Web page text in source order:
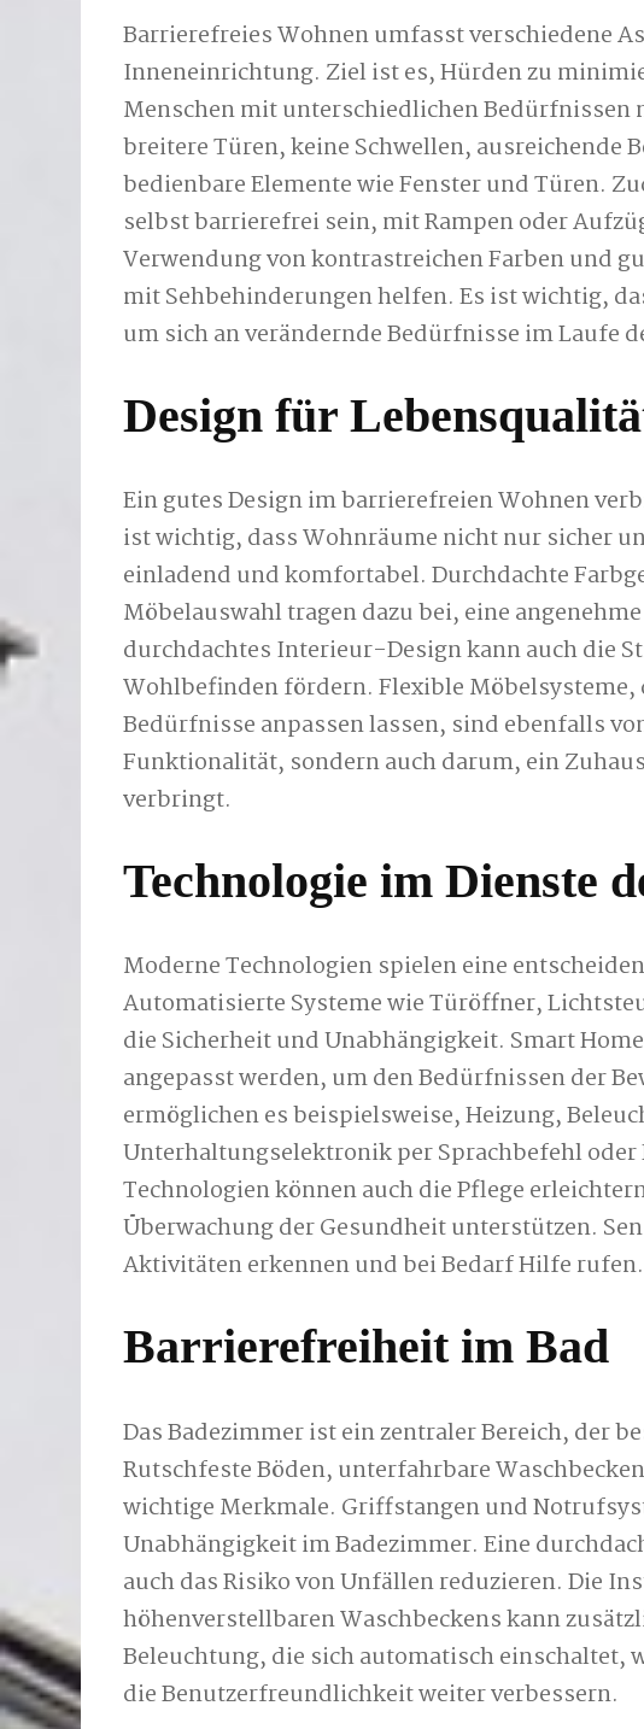
Barrierefreies Wohnen umfasst verschiedene
Inneneinrichtung. Ziel ist es, Hürden zu
Menschen mit unterschiedlichen Bedürfnissen
breitere Türen, keine Schwellen, ausreichende
bedienbare Elemente wie Fenster und Türen.
selbst barrierefrei sein, mit Rampen oder
Verwendung von kontrastreichen Farben und
mit Sehbehinderungen helfen. Es ist wichtig,
um sich an verändernde Bedürfnisse im Laufe
Design für
Ein gutes Design im barrierefreien Wohnen
ist wichtig, dass Wohnräume nicht nur sicher
einladend und komfortabel. Durchdachte
Möbelauswahl tragen dazu bei, eine
durchdachtes Interieur-Design kann auch die
Wohlbefinden fördern. Flexible
Bedürfnisse anpassen lassen, sind ebenfalls
Funktionalität, sondern auch darum, ein
verbringt.
Technologie im Dienste
Moderne Technologien spielen eine
Automatisierte Systeme wie Türöffner,
die Sicherheit und Unabhängigkeit. Smart
angepasst werden, um den Bedürfnissen der
ermöglichen es beispielsweise, Heizung,
Unterhaltungselektronik per Sprachbefehl oder
Technologien können auch die Pflege
Überwachung der Gesundheit unterstützen.
Aktivitäten erkennen und bei Bedarf Hilfe rufen.
Barrierefreiheit im Bad
Das Badezimmer ist ein zentraler Bereich, der
Rutschfeste Böden, unterfahrbare
wichtige Merkmale. Griffstangen und
Unabhängigkeit im Badezimmer. Eine
auch das Risiko von Unfällen reduzieren. Die
höhenverstellbaren Waschbeckens kann
Beleuchtung, die sich automatisch einschaltet,
die Benutzerfreundlichkeit weiter verbessern.